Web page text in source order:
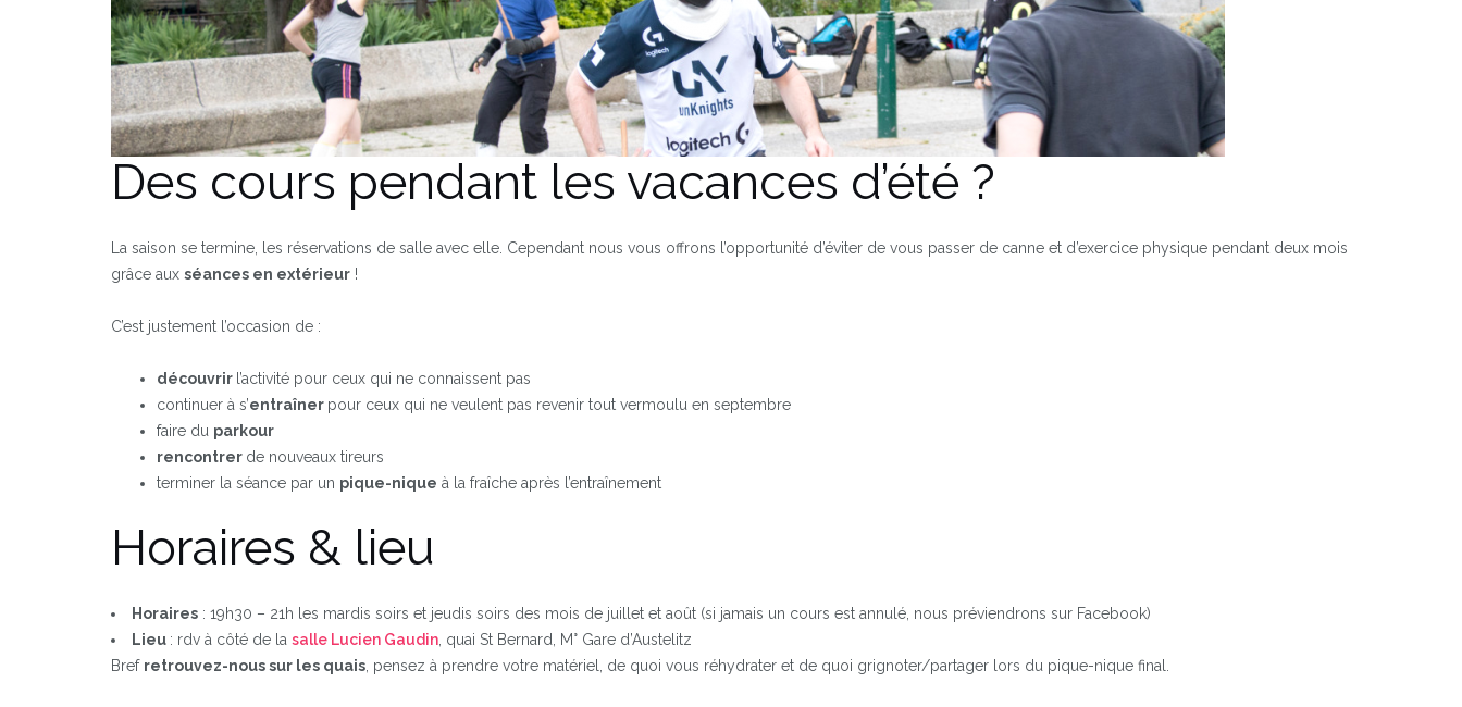
Des cours pendant les vacances d’été ?
La saison se termine, les réservations de salle avec elle. Cependant nous vous offrons l’opportunité d’éviter de vous passer de canne et d’exercice physique pendant deux mois
grâce aux séances en extérieur !
C’est justement l’occasion de :
découvrir l’activité pour ceux qui ne connaissent pas
continuer à s’entraîner pour ceux qui ne veulent pas revenir tout vermoulu en septembre
faire du parkour
rencontrer de nouveaux tireurs
terminer la séance par un pique-nique à la fraîche après l’entraînement
Horaires & lieu
Horaires : 19h30 – 21h les mardis soirs et jeudis soirs des mois de juillet et août (si jamais un cours est annulé, nous préviendrons sur Facebook)
Lieu : rdv à côté de la salle Lucien Gaudin, quai St Bernard, M° Gare d’Austelitz
Bref retrouvez-nous sur les quais, pensez à prendre votre matériel, de quoi vous réhydrater et de quoi grignoter/partager lors du pique-nique final.